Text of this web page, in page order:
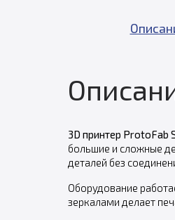
3D принтер ProtoFab
большие и сложные
деталей без
Оборудование
зеркалами делает